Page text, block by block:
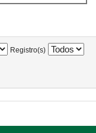
Registro(s)